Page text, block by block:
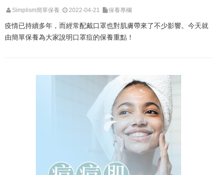
Simplism簡單保養 2022-04-21 保養專欄
疫情已持續多年，而經常配戴口罩也對肌膚帶來了不少影響。今天就
由簡單保養為大家說明口罩痘的保養重點！